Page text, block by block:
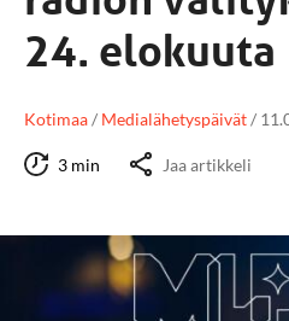
24. elokuuta
Kotimaa/ Medialähetyspäivät/
3 min Jaa artikkeli